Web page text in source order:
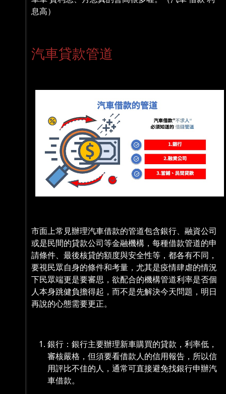
息高）
汽車貸款管道
市面上常見辦理汽車借款的管道包含銀行、融資公司
或是民間的貸款公司等金融機構，每種借款管道的申
請條件、最後核貸的額度與安全性等，都各有不同，
要視民眾自身的條件和考量，尤其是疫情肆虐的情況
下民眾端更是要審思，欲配合的機構管道利率是否個
人本身跳健負擔得起，而不是先解決今天問題，明日
再說的心態需要更正。
銀行：銀行主要辦理新車購買的貸款，利率低，
審核嚴格，但須要看借款人的信用報告，所以信
用評比不佳的人，通常可直接避免找銀行申辦汽
車借款。